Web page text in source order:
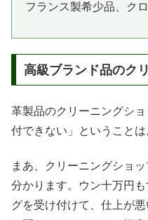
フランス製希少品、ク
高級ブランド品のク
革製品のクリーニングシ
付できない」ということは
まあ、クリーニングショ
分かります。ウン十万円
グを受け付けて、仕上が